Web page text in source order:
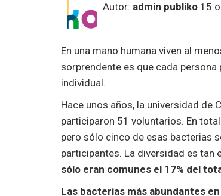
Autor: admin publiko 15
En una mano humana viven al
sorprendente es que cada
individual.
Hace unos años, la universidad de
participaron 51 voluntarios. En
pero sólo cinco de esas bacterias
participantes. La diversidad es tan
sólo eran comunes el 17% del
Las bacterias más abundantes